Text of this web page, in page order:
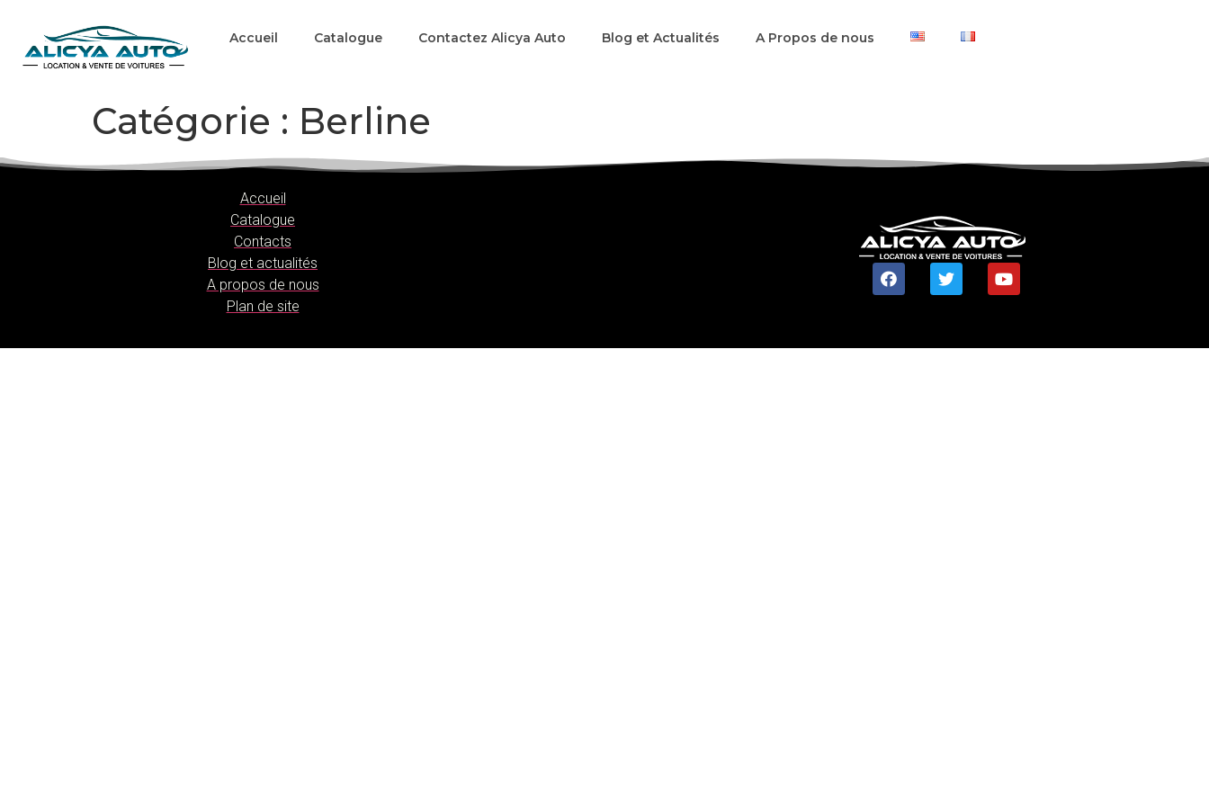
Accueil Catalogue Contactez Alicya Auto Blog et Actualités A Propos de nous
Catégorie : Berline
Accueil
Catalogue
Contacts
Blog et actualités
A propos de nous
Plan de site